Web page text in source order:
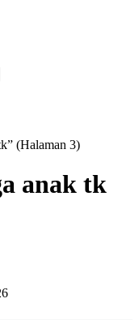
(Halaman 3)
anak tk